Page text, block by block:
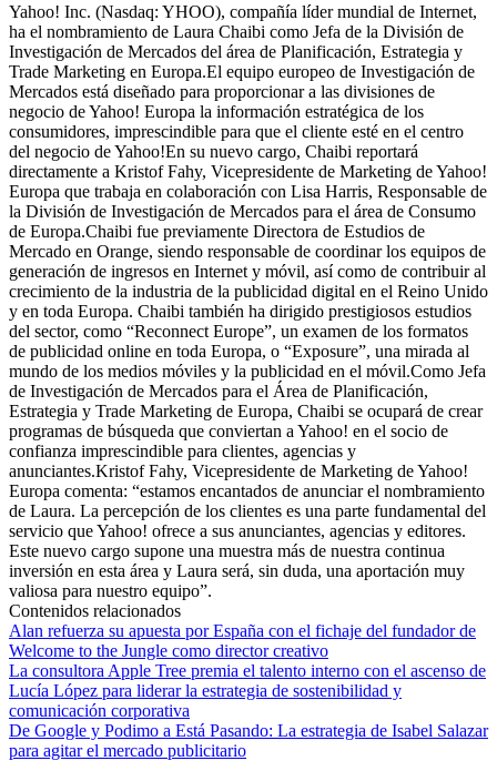
Yahoo! Inc. (Nasdaq: YHOO), compañía líder mundial de Internet,
ha el nombramiento de Laura Chaibi como Jefa de la División de
Investigación de Mercados del área de Planificación, Estrategia y
Trade Marketing en Europa.El equipo europeo de Investigación de
Mercados está diseñado para proporcionar a las divisiones de
negocio de Yahoo! Europa la información estratégica de los
consumidores, imprescindible para que el cliente esté en el centro
del negocio de Yahoo!En su nuevo cargo, Chaibi reportará
directamente a Kristof Fahy, Vicepresidente de Marketing de Yahoo!
Europa que trabaja en colaboración con Lisa Harris, Responsable de
la División de Investigación de Mercados para el área de Consumo
de Europa.Chaibi fue previamente Directora de Estudios de
Mercado en Orange, siendo responsable de coordinar los equipos de
generación de ingresos en Internet y móvil, así como de contribuir al
crecimiento de la industria de la publicidad digital en el Reino Unido
y en toda Europa. Chaibi también ha dirigido prestigiosos estudios
del sector, como “Reconnect Europe”, un examen de los formatos
de publicidad online en toda Europa, o “Exposure”, una mirada al
mundo de los medios móviles y la publicidad en el móvil.Como Jefa
de Investigación de Mercados para el Área de Planificación,
Estrategia y Trade Marketing de Europa, Chaibi se ocupará de crear
programas de búsqueda que conviertan a Yahoo! en el socio de
confianza imprescindible para clientes, agencias y
anunciantes.Kristof Fahy, Vicepresidente de Marketing de Yahoo!
Europa comenta: “estamos encantados de anunciar el nombramiento
de Laura. La percepción de los clientes es una parte fundamental del
servicio que Yahoo! ofrece a sus anunciantes, agencias y editores.
Este nuevo cargo supone una muestra más de nuestra continua
inversión en esta área y Laura será, sin duda, una aportación muy
valiosa para nuestro equipo”.
Contenidos relacionados
Alan refuerza su apuesta por España con el fichaje del fundador de
Welcome to the Jungle como director creativo
La consultora Apple Tree premia el talento interno con el ascenso de
Lucía López para liderar la estrategia de sostenibilidad y
comunicación corporativa
De Google y Podimo a Está Pasando: La estrategia de Isabel Salazar
para agitar el mercado publicitario